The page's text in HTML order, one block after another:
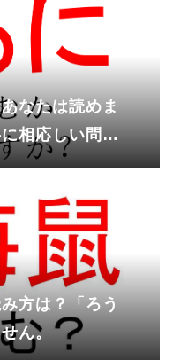
なたは読めま
相応しい問
然」の「然」
方は？「ろう
ん。